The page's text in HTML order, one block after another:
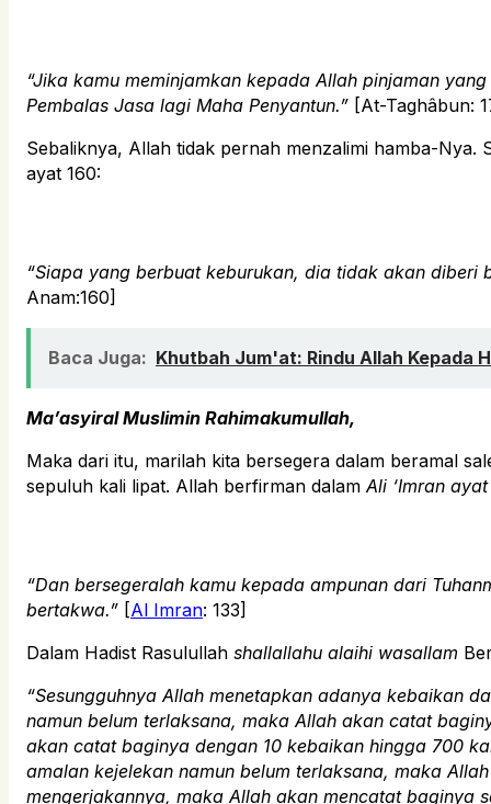
“Jika kamu meminjamkan kepada Allah pinjaman
Pembalas Jasa lagi Maha Penyantun.” [At-Taghâbun:
Sebaliknya, Allah tidak pernah menzalimi hamba-Nya.
ayat 160:
“Siapa yang berbuat keburukan, dia tidak akan
Anam:160]
Baca Juga: Khutbah Jum'at: Rindu Allah Kepada
Ma’asyiral Muslimin Rahimakumullah,
Maka dari itu, marilah kita bersegera dalam beramal
sepuluh kali lipat. Allah berfirman dalam Ali ‘Imran
“Dan bersegeralah kamu kepada ampunan dari
bertakwa.” [Al Imran: 133]
Dalam Hadist Rasulullah shallallahu alaihi wasallam
“Sesungguhnya Allah menetapkan adanya kebaikan
namun belum terlaksana, maka Allah akan catat
akan catat baginya dengan 10 kebaikan hingga 700
amalan kejelekan namun belum terlaksana, maka
mengerjakannya, maka Allah akan mencatat baginya